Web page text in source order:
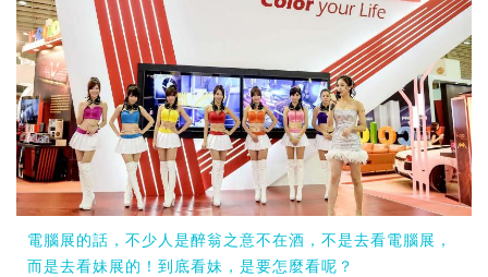
電腦展的話，不少人是醉翁之意不在酒，不是去看電腦展，
而是去看妹展的！到底看妹，是要怎麼看呢？